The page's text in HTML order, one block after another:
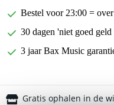
Bestel voor 23:00 =
30 dagen 'niet goed
3 jaar Bax Music
Gratis ophalen in de